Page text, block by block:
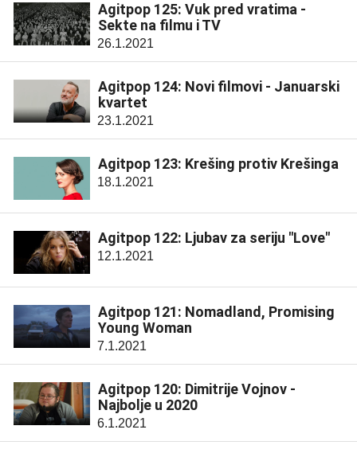
Agitpop 125: Vuk pred vratima -
Sekte na filmu i TV
26.1.2021
Agitpop 124: Novi filmovi - Januarski
kvartet
23.1.2021
Agitpop 123: Krešing protiv Krešinga
18.1.2021
Agitpop 122: Ljubav za seriju "Love"
12.1.2021
Agitpop 121: Nomadland, Promising
Young Woman
7.1.2021
Agitpop 120: Dimitrije Vojnov -
Najbolje u 2020
6.1.2021